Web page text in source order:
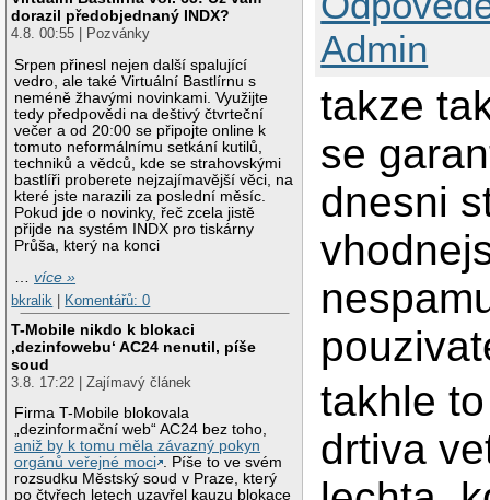
dorazil předobjednaný INDX?
4.8. 00:55 | Pozvánky
Srpen přinesl nejen další spalující
vedro, ale také Virtuální Bastlírnu s
neméně žhavými novinkami. Využijte
tedy předpovědi na deštivý čtvrteční
večer a od 20:00 se připojte online k
tomuto neformálnímu setkání kutilů,
techniků a vědců, kde se strahovskými
bastlíři proberete nejzajímavější věci, na
které jste narazili za poslední měsíc.
Pokud jde o novinky, řeč zcela jistě
přijde na systém INDX pro tiskárny
Průša, který na konci
…více »
bkralik
Komentářů: 0
T-Mobile nikdo k blokaci
‚dezinfowebu‘ AC24 nenutil, píše
soud
3.8. 17:22 | Zajímavý článek
Firma T-Mobile blokovala
„dezinformační web“ AC24 bez toho,
aniž by k tomu měla závazný pokyn
orgánů veřejné moci . Píše to ve svém
rozsudku Městský soud v Praze, který
po čtyřech letech uzavřel kauzu blokace
Admin
takze
se
dnesni
takhle
drtiva